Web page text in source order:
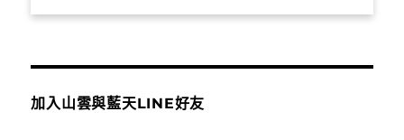
加入山雲與藍天LINE好友